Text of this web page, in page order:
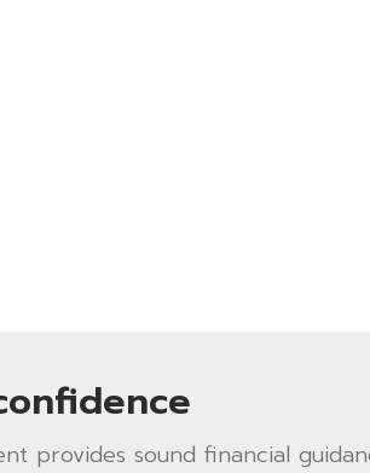
provides sound financial